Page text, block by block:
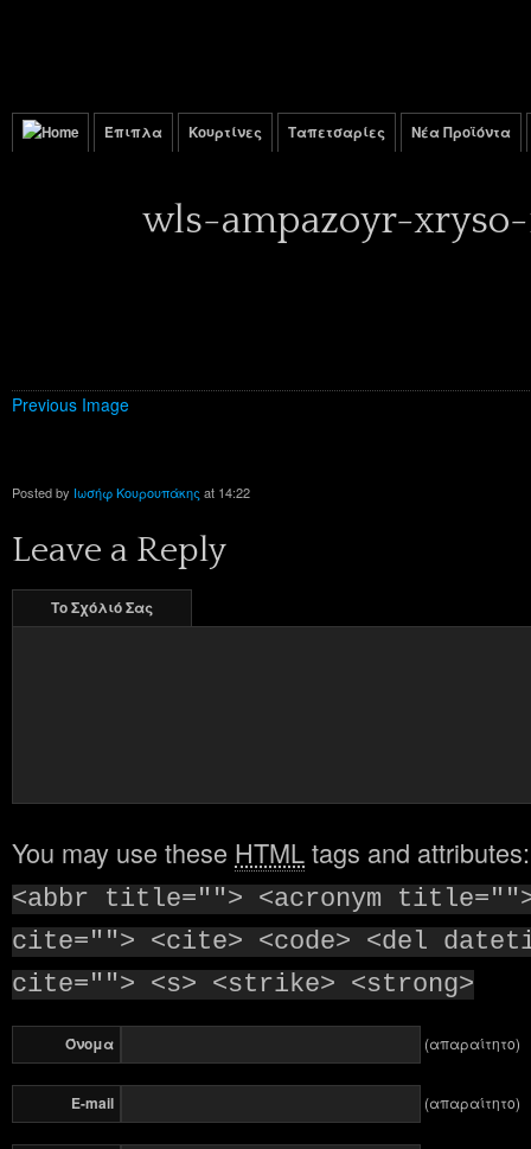
Έπιπλα Κουρτίνες Ταπετσαρίες Νέα Προϊόντα
wls-ampazoyr-
Previous Image
Posted by Ιωσήφ Κουρουπάκης at 14:22
Leave a Reply
Το Σχόλιό Σας
You may use these HTMLtags and
<abbr title=""> <acronym title="">
cite=""> <cite> <code> <del
cite=""> <s> <strike> <strong>
Όνομα (απαραίτητο)
E-mail (απαραίτητο)